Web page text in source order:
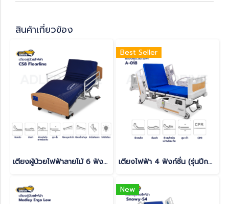
สินค้าเกี่ยวข้อง
เตียงผู้ป่วยไฟฟ้าลายไม้ 6 ฟังก์ชั่นยี่ห้อ Invacare รุ่น CS8
Best Seller
เตียงไฟฟ้า 4 ฟังก์ชั่น (รุ่นปีกนก) Jolie Brown มีปุ่มกดฟังก์ชันที่ราวข้างเตียง
New